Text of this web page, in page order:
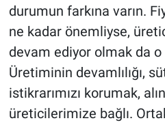
durumun farkına varın.
ne kadar önemliyse,
devam ediyor olmak da
Üretiminin devamlılığı,
istikrarımızı korumak,
üreticilerimize bağlı.